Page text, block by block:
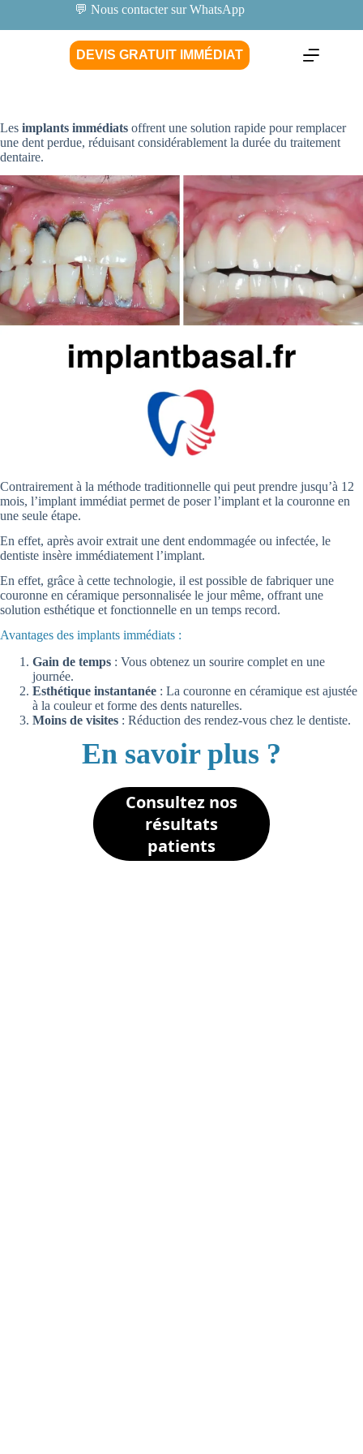
💬 Nous contacter sur WhatsApp
DEVIS GRATUIT IMMÉDIAT
Les implants immédiats offrent une solution rapide pour remplacer
une dent perdue, réduisant considérablement la durée du traitement
dentaire.
Contrairement à la méthode traditionnelle qui peut prendre jusqu’à 12
mois, l’implant immédiat permet de poser l’implant et la couronne en
une seule étape.
En effet, après avoir extrait une dent endommagée ou infectée, le
dentiste insère immédiatement l’implant.
En effet, grâce à cette technologie, il est possible de fabriquer une
couronne en céramique personnalisée le jour même, offrant une
solution esthétique et fonctionnelle en un temps record.
Avantages des implants immédiats :
Gain de temps : Vous obtenez un sourire complet en une
journée.
Esthétique instantanée : La couronne en céramique est ajustée
à la couleur et forme des dents naturelles.
Moins de visites : Réduction des rendez-vous chez le dentiste.
En savoir plus ?
Consultez nos
résultats
patients